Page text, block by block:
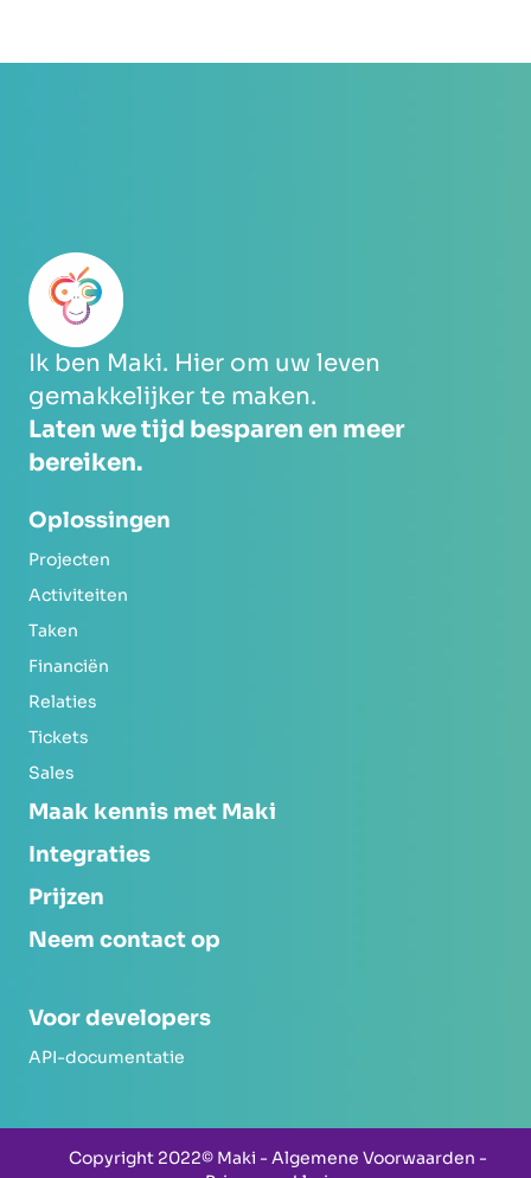
Ik ben Maki. Hier om uw leven
gemakkelijker te maken.
Laten we tijd besparen en meer
bereiken.
Oplossingen
Projecten
Activiteiten
Taken
Financiën
Relaties
Tickets
Sales
Maak kennis met Maki
Integraties
Prijzen
Neem contact op
Voor developers
API-documentatie
Copyright 2022© Maki - Algemene Voorwaarden -